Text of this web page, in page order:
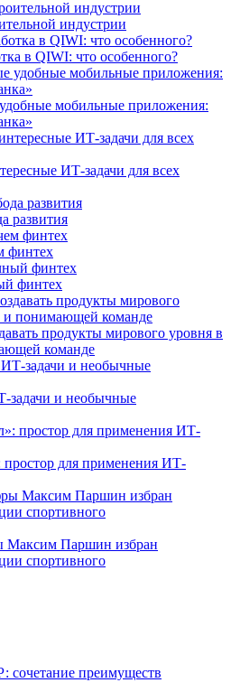
индустрии
в QIWI: что особенного?
мобильные приложения:
ИТ-задачи для всех
развития
финтех
финтех
продукты мирового уровня в
команде
и необычные
для применения ИТ-
Максим Паршин избран
спортивного